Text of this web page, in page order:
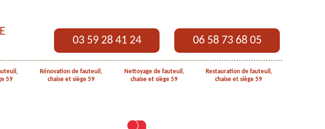
03 59 28 41 24 06 58 73 68 05
59
Rénovation de fauteuil,
chaise et siège 59
Nettoyage de fauteuil,
chaise et siège 59
Restauration de fauteuil,
chaise et siège 59